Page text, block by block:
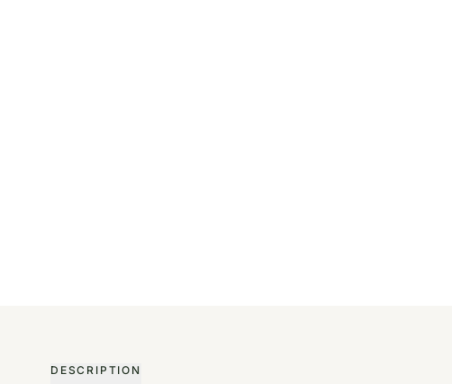
DESCRIPTION